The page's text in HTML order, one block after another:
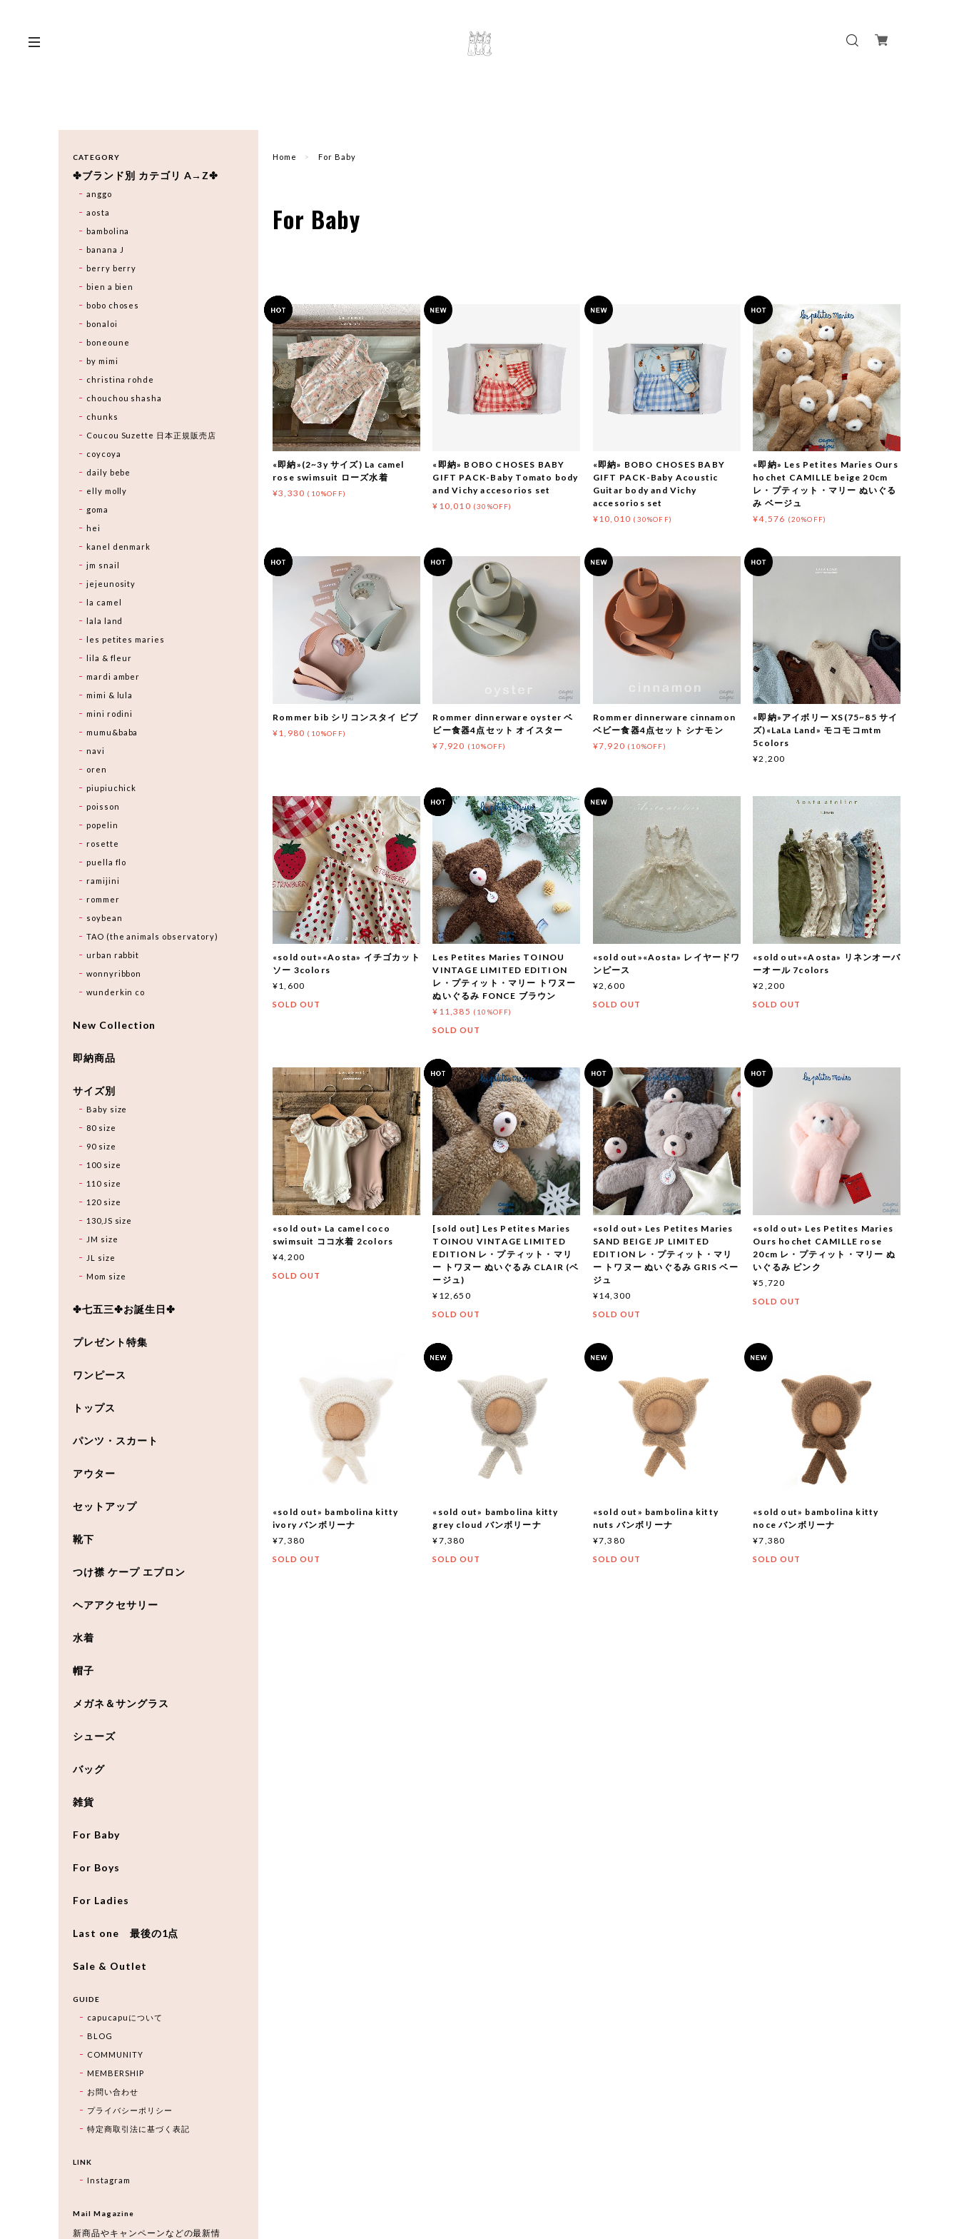
Home For Baby
For Baby
«即納»(2~3y サイズ) La camel
rose swimsuit ローズ水着
¥3,330 (10%OFF)
«即納» BOBO CHOSES BABY
GIFT PACK-Baby Tomato body
and Vichy accesorios set
¥10,010 (30%OFF)
«即納» BOBO CHOSES BABY
GIFT PACK-Baby Acoustic
Guitar body and Vichy
accesorios set
¥10,010 (30%OFF)
«即納» Les Petites Maries Ours
hochet CAMILLE beige 20cm
レ・プティット・マリー ぬいぐる
み ベージュ
¥4,576 (20%OFF)
Rommer bib シリコンスタイ ビブ
¥1,980 (10%OFF)
Rommer dinnerware oyster ベ
ビー食器4点セット オイスター
¥7,920 (10%OFF)
Rommer dinnerware cinnamon
ベビー食器4点セット シナモン
¥7,920 (10%OFF)
«即納»アイボリー XS(75~85 サイ
ズ)«LaLa Land» モコモコmtm
5colors
¥2,200
«sold out»«Aosta» イチゴカット
ソー 3colors
¥1,600
SOLD OUT
Les Petites Maries TOINOU
VINTAGE LIMITED EDITION
レ・プティット・マリー トワヌー
ぬいぐるみ FONCE ブラウン
¥11,385 (10%OFF)
SOLD OUT
«sold out»«Aosta» レイヤードワ
ンピース
¥2,600
SOLD OUT
«sold out»«Aosta» リネンオーバ
ーオール 7colors
¥2,200
SOLD OUT
«sold out» La camel coco
swimsuit ココ水着 2colors
¥4,200
SOLD OUT
[sold out] Les Petites Maries
TOINOU VINTAGE LIMITED
EDITION レ・プティット・マリ
ー トワヌー ぬいぐるみ CLAIR (ベ
ージュ)
¥12,650
SOLD OUT
«sold out» Les Petites Maries
SAND BEIGE JP LIMITED
EDITION レ・プティット・マリ
ー トワヌー ぬいぐるみ GRIS ベー
ジュ
¥14,300
SOLD OUT
«sold out» Les Petites Maries
Ours hochet CAMILLE rose
20cm レ・プティット・マリー ぬ
いぐるみ ピンク
¥5,720
SOLD OUT
«sold out» bambolina kitty
ivory バンボリーナ
¥7,380
SOLD OUT
«sold out» bambolina kitty
grey cloud バンボリーナ
¥7,380
SOLD OUT
«sold out» bambolina kitty
nuts バンボリーナ
¥7,380
SOLD OUT
«sold out» bambolina kitty
noce バンボリーナ
¥7,380
SOLD OUT
CATEGORY
✤ブランド別 カテゴリ A→Z✤
anggo
aosta
bambolina
banana J
berry berry
bien a bien
bobo choses
bonaloi
boneoune
by mimi
christina rohde
chouchou shasha
chunks
Coucou Suzette 日本正規販売店
coycoya
daily bebe
elly molly
goma
hei
kanel denmark
jm snail
jejeunosity
la camel
lala land
les petites maries
lila & fleur
mardi amber
mimi & lula
mini rodini
mumu&baba
navi
oren
piupiuchick
poisson
popelin
rosette
puella flo
ramijini
rommer
soybean
TAO (the animals observatory)
urban rabbit
wonnyribbon
wunderkin co
New Collection
即納商品
サイズ別
Baby size
80 size
90 size
100 size
110 size
120 size
130,JS size
JM size
JL size
Mom size
✤七五三✤お誕生日✤
プレゼント特集
ワンピース
トップス
パンツ・スカート
アウター
セットアップ
靴下
つけ襟 ケープ エプロン
ヘアアクセサリー
水着
帽子
メガネ＆サングラス
シューズ
バッグ
雑貨
For Baby
For Boys
For Ladies
Last one 最後の1点
Sale & Outlet
GUIDE
capucapuについて
BLOG
COMMUNITY
MEMBERSHIP
お問い合わせ
プライバシーポリシー
特定商取引法に基づく表記
LINK
Instagram
Mail Magazine
新商品やキャンペーンなどの最新情